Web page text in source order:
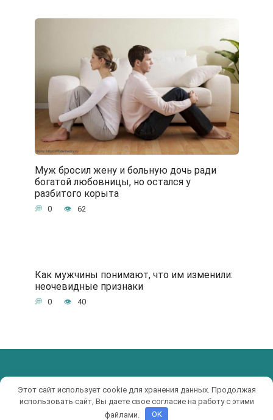
Муж бросил жену и больную дочь ради
богатой любовницы, но остался у
разбитого корыта
0 62
Как мужчины понимают, что им изменили:
неочевидные признаки
0 40
© 2017-2019 KRUTIAK.RU
Этот сайт использует cookie для хранения данных. Продолжая
использовать сайт, Вы даете свое согласие на работу с этими
файлами.
OK